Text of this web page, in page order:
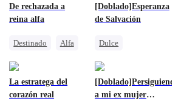
De rechazada a
reina alfa
Destinado
Alfa
Amor de infancia
[Doblado]Esperanza
de Salvación
Dulce
CEO
La estratega del
corazón real
[Doblado]Persiguiendo
a mi ex mujer